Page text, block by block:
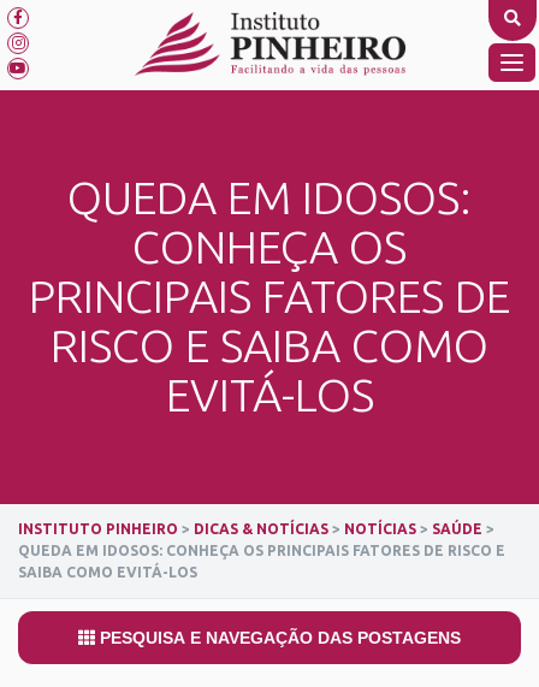
Skip
to
content
QUEDA EM IDOSOS:
CONHEÇA OS
PRINCIPAIS FATORES DE
RISCO E SAIBA COMO
EVITÁ-LOS
INSTITUTO PINHEIRO > DICAS & NOTÍCIAS > NOTÍCIAS > SAÚDE >
QUEDA EM IDOSOS: CONHEÇA OS PRINCIPAIS FATORES DE RISCO E
SAIBA COMO EVITÁ-LOS
PESQUISA E NAVEGAÇÃO DAS POSTAGENS